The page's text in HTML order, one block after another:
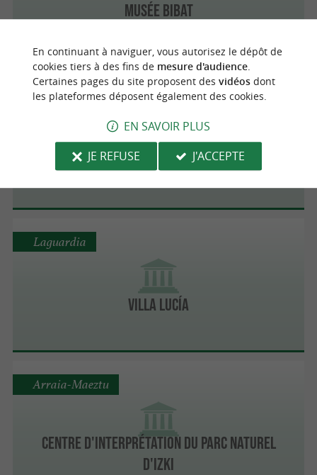
Musée Bibat
ARTIUM. Centre Musée Basque d'Art
Vitoria-Gasteiz
Villa Lucía
Laguardia
Centre d'Interprétation du Parc Naturel
d'Izki
Arraia-Maeztu
En continuant à naviguer, vous autorisez le dépôt de
cookies tiers à des fins de mesure d'audience.
Certaines pages du site proposent des vidéosdont
les plateformes déposent également des cookies.
EN SAVOIR PLUS
JE REFUSE
J'ACCEPTE